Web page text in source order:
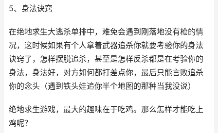
5、身法诀窍
在绝地求生大逃杀单排中，难免会遇到刚落地没有枪的情
况，这时候如果有个人拿着武器追杀你就要考验你的身法
诀窍了，怎样摆脱追杀，甚至是怎样反杀都是在考验你的
身法，身法好，对方如何都打差点你，最后只能言败追杀
你的念头（遇到铁头娃追你半个地图的那种当我没说）
绝地求生游戏，最大的趣味在于吃鸡。那么怎样才能吃上
鸡呢？